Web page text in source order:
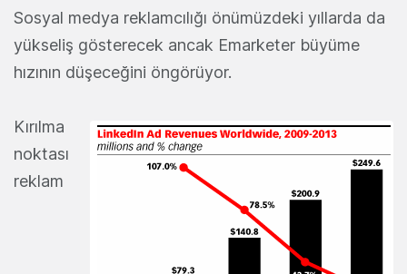
Sosyal medya reklamcılığı önümüzdeki yıllarda da
yükseliş gösterecek ancak Emarketer büyüme
hızının düşeceğini öngörüyor.
Kırılma
noktası
reklam